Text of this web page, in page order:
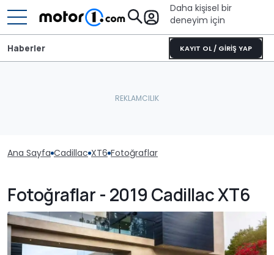
Daha kişisel bir
deneyim için
KAYIT OL / GİRİŞ YAP
Haberler
Ana Sayfa Cadillac XT6 Fotoğraflar
Fotoğraflar - 2019 Cadillac XT6